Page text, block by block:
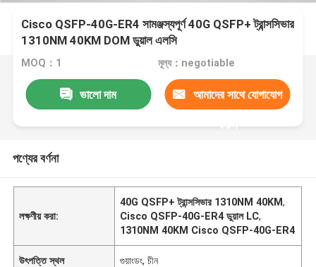
Cisco QSFP-40G-ER4 সামঞ্জস্যপূর্ণ 40G QSFP+ ট্রান্সসিভার
1310NM 40KM DOM ডুয়াল এলসি
MOQ：1 মূল্য：negotiable
ভালো দাম আমাদের সাথে যোগাযোগ
করুন
পণ্যের বর্ণনা
লক্ষণীয় করা:
40G QSFP+ ট্রান্সসিভার 1310NM 40KM,
Cisco QSFP-40G-ER4 ডুয়াল LC,
1310NM 40KM Cisco QSFP-40G-ER4
উৎপত্তি স্থল গুয়াংডং, চীন